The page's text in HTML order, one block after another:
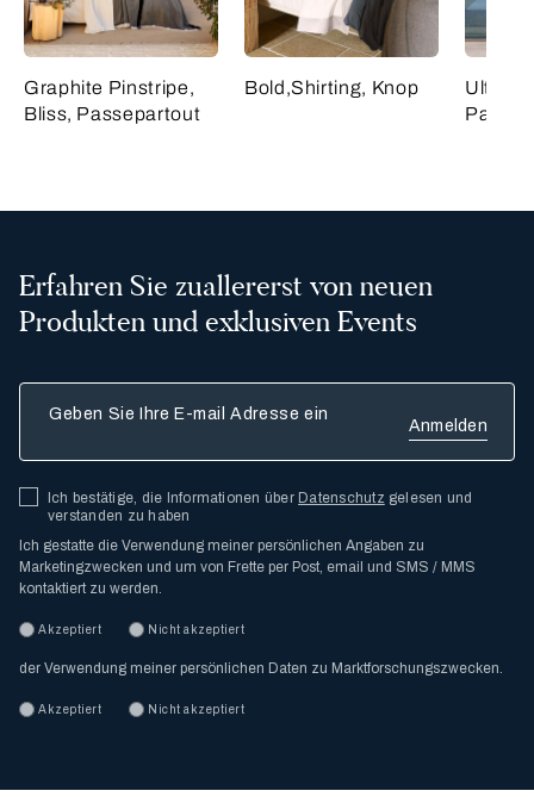
Graphite Pinstripe,
Bliss, Passepartout
Bold,Shirting, Knop
Erfahren Sie zuallererst von neuen
Produkten und exklusiven Events
Ich bestätige, die Informationen über Datenschutzgelesen und
verstanden zu haben
Ich gestatte die Verwendung meiner persönlichen Angaben zu
Marketingzwecken und um von Frette per Post, email und SMS / MMS
kontaktiert zu werden.
Akzeptiert Nicht akzeptiert
der Verwendung meiner persönlichen Daten zu Marktforschungszwecken.
Akzeptiert Nicht akzeptiert